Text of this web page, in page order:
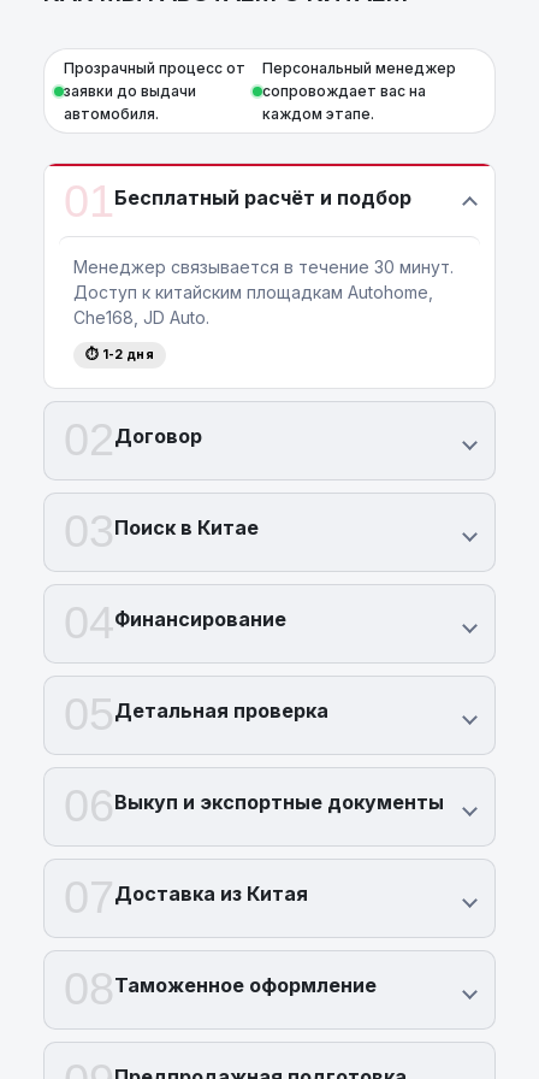
Прозрачный процесс от
заявки до выдачи
автомобиля.
Персональный менеджер
сопровождает вас на
каждом этапе.
01Бесплатный расчёт и подбор
Менеджер связывается в течение 30 минут.
Доступ к китайским площадкам Autohome,
Che168, JD Auto.
⏱ 1-2 дня
02Договор
03Поиск в Китае
04Финансирование
05Детальная проверка
06Выкуп и экспортные документы
07Доставка из Китая
08Таможенное оформление